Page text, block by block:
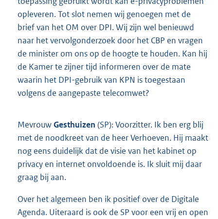
opleveren. Tot slot nemen wij genoegen met de
brief van het OM over DPI. Wij zijn wel benieuwd
naar het vervolgonderzoek door het CBP en vragen
de minister om ons op de hoogte te houden. Kan hij
de Kamer te zijner tijd informeren over de mate
waarin het DPI-gebruik van KPN is toegestaan
volgens de aangepaste telecomwet?
MevrouwGesthuizen (SP): Voorzitter. Ik ben erg blij
met de noodkreet van de heer Verhoeven. Hij maakt
nog eens duidelijk dat de visie van het kabinet op
privacy en internet onvoldoende is. Ik sluit mij daar
graag bij aan.
Over het algemeen ben ik positief over de Digitale
Agenda. Uiteraard is ook de SP voor een vrij en open